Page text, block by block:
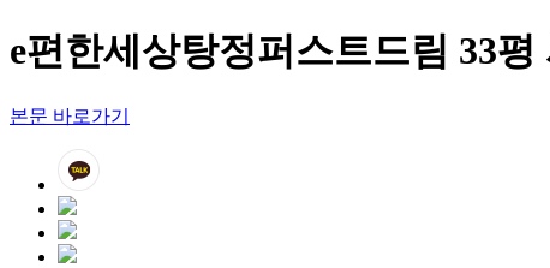
e편한세상탕정퍼스트드림 33
본문 바로가기